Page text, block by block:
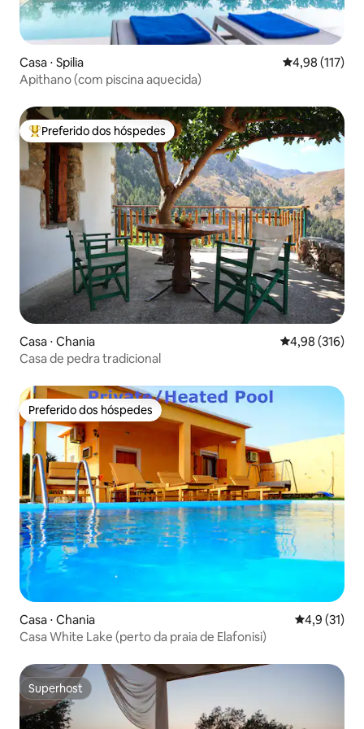
Casa ⋅ Spilia 4,98 de uma
4,98 (117)
Apithano (com piscina aquecida)
Entre os melhores preferidos dos hóspedes
Preferido dos hóspedes
Casa ⋅ Chania 4,98 de uma
4,98 (316)
Casa de pedra tradicional
Preferido dos hóspedes
Preferido dos hóspedes
Casa ⋅ Chania 4,9 de uma
4,9 (31)
Casa White Lake (perto da praia de Elafonisi)
Superhost
Superhost